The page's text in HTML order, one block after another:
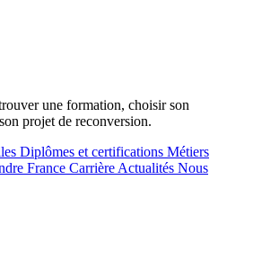
une formation, choisir son
projet de reconversion.
Diplômes et certifications Métiers
France Carrière Actualités Nous